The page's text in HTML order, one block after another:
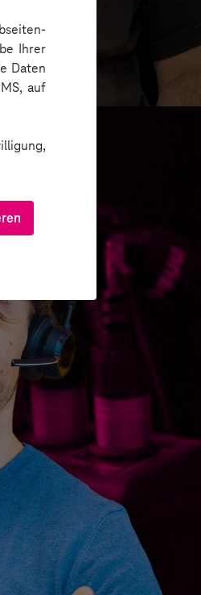
Ihrer
Daten
auf